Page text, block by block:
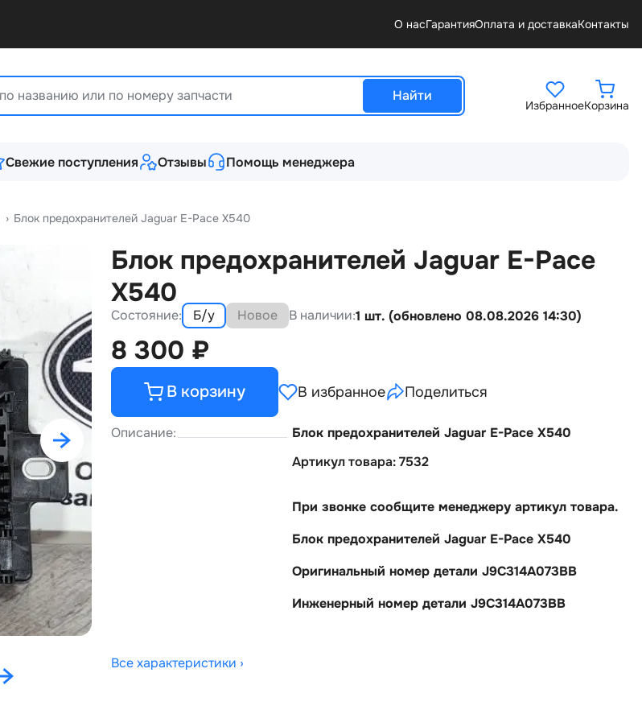
О насГарантияОплата и доставкаКонтакты
Найти
ИзбранноеКорзина
Свежие поступления Отзывы Помощь менеджера
› Блок предохранителей Jаguаr Е-Pаcе Х540
Блок предохранителей Jаguаr Е-Pаcе
Х540
Состояние: Б/у Новое В наличии:1 шт. (обновлено 08.08.2026 14:30)
8 300 ₽
В корзину В избранное Поделиться
Описание:
Блок предохранителей Jаguаr Е-Pаcе Х540
Артикул товара: 7532
При звонке сообщите менеджеру артикул товара.
Блок предохранителей Jаguаr Е-Pаcе Х540
Оригинальный номер детали J9C314A073BB
Инженерный номер детали J9C314A073BB
Все характеристики ›